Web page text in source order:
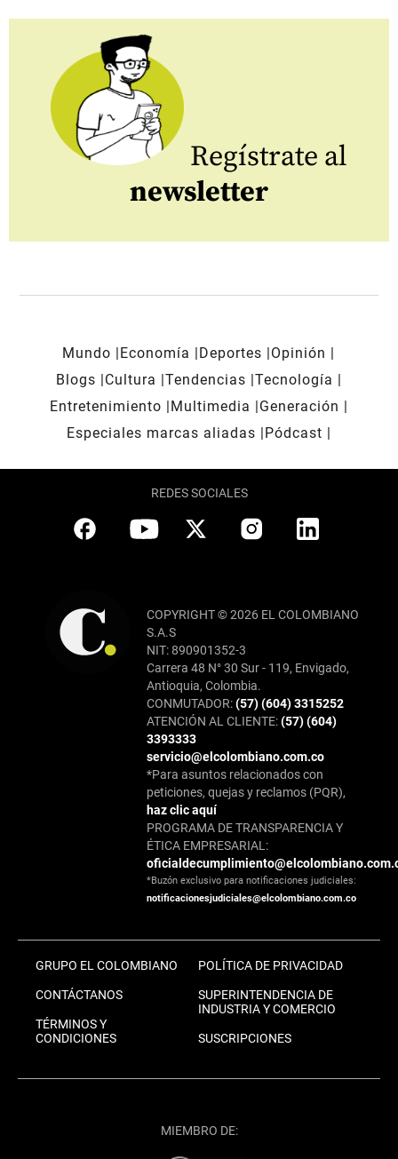
Regístrate al
newsletter
Mundo Economía Deportes
Opinión
Blogs
Cultura Tendencias Tecnología
Entretenimiento
Multimedia
Generación
Especiales marcas aliadas
Pódcast
REDES SOCIALES
COPYRIGHT © 2026 EL COLOMBIANO
S.A.S
NIT: 890901352-3
Carrera 48 N° 30 Sur - 119, Envigado,
Antioquia, Colombia.
CONMUTADOR:(57) (604) 3315252
ATENCIÓN AL CLIENTE:(57) (604)
3393333
servicio@elcolombiano.com.co
*Para asuntos relacionados con
peticiones, quejas y reclamos (PQR),
haz clic aquí
PROGRAMA DE TRANSPARENCIA Y
ÉTICA EMPRESARIAL:
*Buzón exclusivo para notificaciones judiciales:
notificacionesjudiciales@elcolombiano.com.co
GRUPO EL COLOMBIANO
CONTÁCTANOS
TÉRMINOS Y
CONDICIONES
POLÍTICA DE PRIVACIDAD
SUPERINTENDENCIA DE
INDUSTRIA Y COMERCIO
SUSCRIPCIONES
MIEMBRO DE: